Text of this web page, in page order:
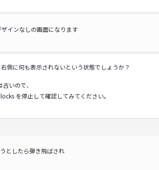
インなしの画面になります
側に何も表示されないという状態でしょうか？
いので、
を停止して確認してみてください。
としたら弾き飛ばされ